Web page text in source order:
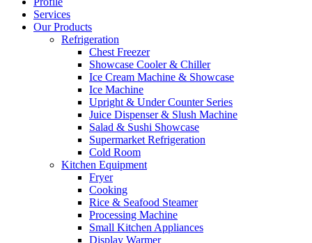
Services
Our Products
Refrigeration
Chest Freezer
Showcase Cooler & Chiller
Ice Cream Machine & Showcase
Ice Machine
Upright & Under Counter Series
Juice Dispenser & Slush Machine
Salad & Sushi Showcase
Supermarket Refrigeration
Cold Room
Kitchen Equipment
Fryer
Cooking
Rice & Seafood Steamer
Processing Machine
Small Kitchen Appliances
Display Warmer